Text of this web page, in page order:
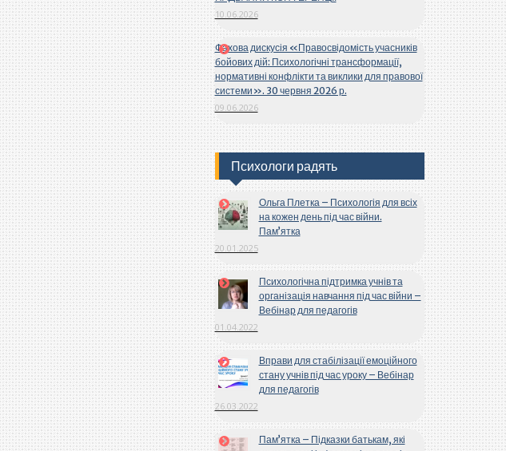
10.06.2026
Фахова дискусія «Правосвідомість учасників
бойових дій: Психологічні трансформації,
нормативні конфлікти та виклики для правової
системи». 30 червня 2026 р.
09.06.2026
Психологи радять
Ольга Плетка – Психологія для всіх
на кожен день під час війни.
Пам’ятка
20.01.2025
Психологічна підтримка учнів та
організація навчання під час війни –
Вебінар для педагогів
01.04.2022
Вправи для стабілізації емоційного
стану учнів під час уроку – Вебінар
для педагогів
26.03.2022
Пам’ятка – Підказки батькам, які